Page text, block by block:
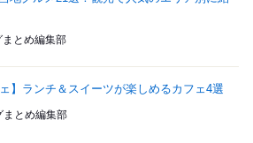
まとめ編集部
ェ】ランチ＆スイーツが楽しめるカフェ4選
まとめ編集部